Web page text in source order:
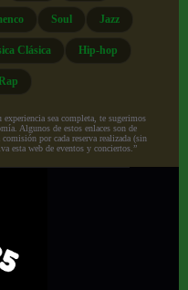
Soul Jazz
Clásica Hip-hop
sea completa, te sugerimos
Algunos de estos enlaces son de
por cada reserva realizada (sin
esta web de eventos y conciertos.”